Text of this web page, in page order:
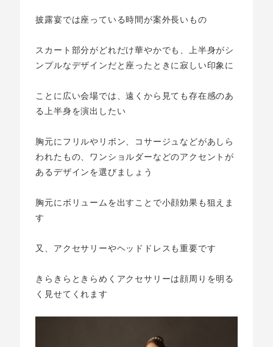
披露宴では座っている時間が案外長いもの
スカート部分がどれだけ華やかでも、上半身がシ
ンプルなデザインだと座ったときに寂しい印象に
ことに広い会場では、遠くから見ても存在感のあ
る上半身を演出したい
胸元にフリルやリボン、コサージュなどがあしら
われたもの、ワンショルダーなどのアクセントが
あるデザインを選びましょう
胸元にボリュームを出すことで小顔効果も狙えま
す
又、アクセサリーやヘッドドレスも重要です
きらきらときらめくアクセサリーは顔周りを明る
く見せてくれます